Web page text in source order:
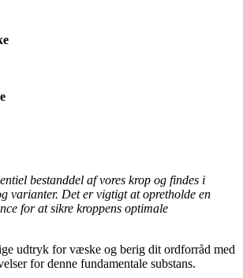
bestanddel af vores krop og findes i
varianter. Det er vigtigt at opretholde en
for at sikre kroppens optimale
udtryk for væske og berig dit ordforråd med
for denne fundamentale substans.